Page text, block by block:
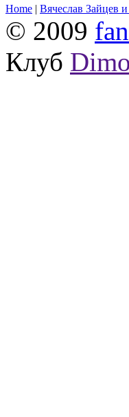
Home | Вячеслав Зайцев
© 2009
Клуб